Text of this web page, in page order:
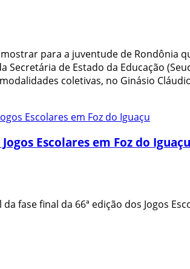
para a juventude de Rondônia
Secretária de Estado da Educação
coletivas, no Ginásio
Escolares em Foz do Iguaçu
fase final da 66ª edição dos Jogos